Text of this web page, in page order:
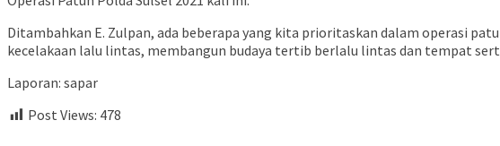
Ditambahkan E. Zulpan, ada beberapa yang kita prioritaskan dalam operasi
kecelakaan lalu lintas, membangun budaya tertib berlalu lintas dan tempat
Laporan: sapar
Post Views: 478